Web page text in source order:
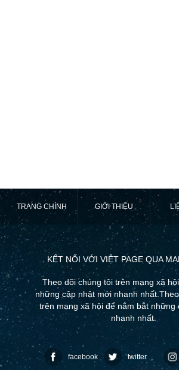
TRANG CHÍNH GIỚI THIỆU
KẾT NỐI VỚI VIỆT PAGE QUA
Theo dõi chúng tôi trên mạng xã
những cập nhật mới nhanh
trên mạng xã hội để nắm bắt những
nhanh nhất.
facebook twitter